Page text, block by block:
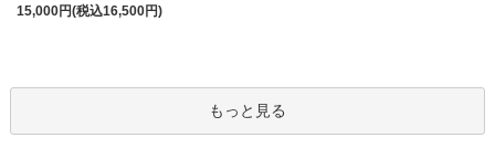
仕立てた新作登場！『ニッポンの技×アフリカの色』
3/11：リボン付きブラウス アレンジいろいろ9way仕様！新入
15,000円(税込16,500円)
もっと見る